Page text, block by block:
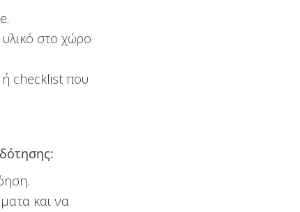
στο χώρο
ή checklist που
και να